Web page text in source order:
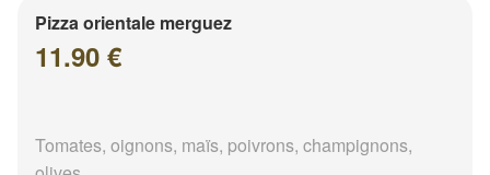
Pizza orientale merguez
11.90 €
Tomates, oignons, maïs, poivrons, champignons,